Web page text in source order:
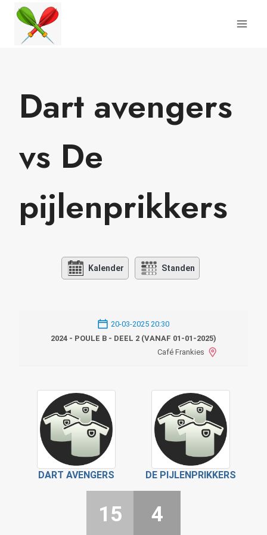
Doorgaan
naar
inhoud
Dart avengers
vs De
pijlenprikkers
Kalender Standen
20-03-2025 20:30
2024 - POULE B - DEEL 2 (VANAF 01-01-2025)
Café Frankies
DART AVENGERS DE PIJLENPRIKKERS
15 4